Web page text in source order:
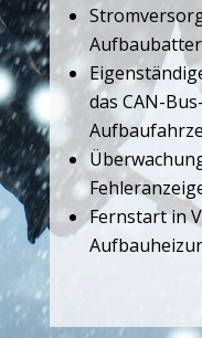
das CAN-
Fernstart in